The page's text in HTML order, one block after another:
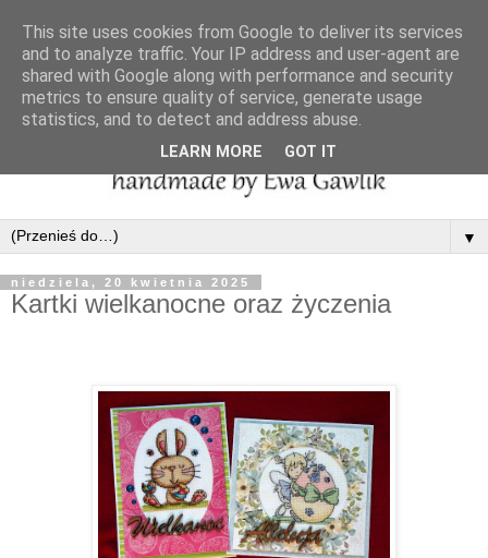
▼
niedziela, 20 kwietnia 2025
Kartki wielkanocne oraz życzenia
This site uses cookies from Google to deliver its services
and to analyze traffic. Your IP address and user-agent are
shared with Google along with performance and security
metrics to ensure quality of service, generate usage
statistics, and to detect and address abuse.
LEARN MORE GOT IT